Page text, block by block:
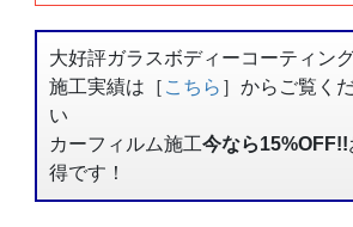
大好評ガラスボディーコーティン
施工実績は［ こちら ］からご覧く
い
カーフィルム施工今なら15%OFF!!
得です！